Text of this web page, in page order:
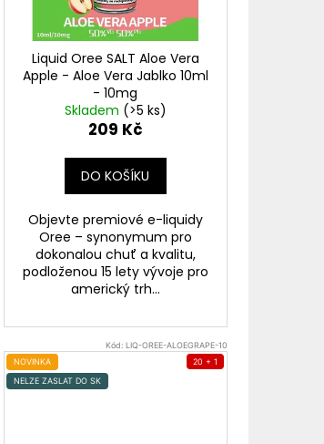
Liquid Oree SALT Aloe Vera
Apple - Aloe Vera Jablko 10ml
- 10mg
Skladem (>5 ks)
209 Kč
DO KOŠÍKU
Objevte premiové e-liquidy
Oree – synonymum pro
dokonalou chuť a kvalitu,
podloženou 15 lety vývoje pro
americký trh...
Kód: LIQ-OREE-ALOEGRAPE-10
NOVINKA
NELZE ZASLAT DO SK
20 + 1